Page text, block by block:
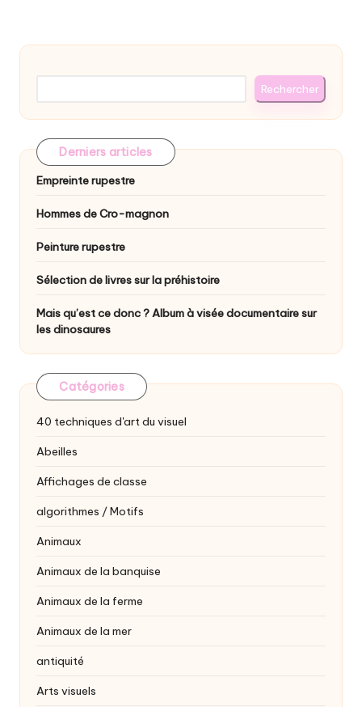
publications
Rechercher
Rechercher
Derniers articles
Empreinte rupestre
Hommes de Cro-magnon
Peinture rupestre
Sélection de livres sur la préhistoire
Mais qu’est ce donc ? Album à visée documentaire sur
les dinosaures
Catégories
40 techniques d'art du visuel
Abeilles
Affichages de classe
algorithmes / Motifs
Animaux
Animaux de la banquise
Animaux de la ferme
Animaux de la mer
antiquité
Arts visuels